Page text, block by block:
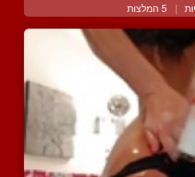
| 5 המלצות